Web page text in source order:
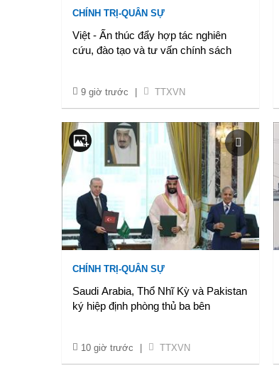
CHÍNH TRỊ-QUÂN SỰ
Việt - Ấn thúc đẩy hợp tác nghiên
cứu, đào tạo và tư vấn chính sách
9 giờ trước TTXVN
CHÍNH TRỊ-QUÂN SỰ
Saudi Arabia, Thổ Nhĩ Kỳ và Pakistan
ký hiệp định phòng thủ ba bên
10 giờ trước TTXVN